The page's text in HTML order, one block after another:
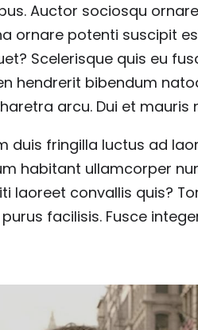
Auctor sociosqu
ornare potenti suscipit
Scelerisque quis eu
hendrerit bibendum
arcu. Dui et mauris
fringilla luctus ad
habitant ullamcorper
laoreet convallis quis?
facilisis. Fusce